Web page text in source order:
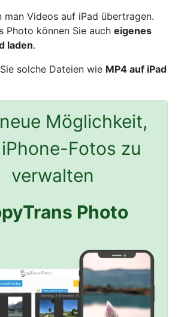
man Videos auf iPad übertragen.
Photo können Sie auch eigenes
laden.
solche Dateien wie MP4 auf iPad
Möglichkeit,
Fotos zu
verwalten
Photo